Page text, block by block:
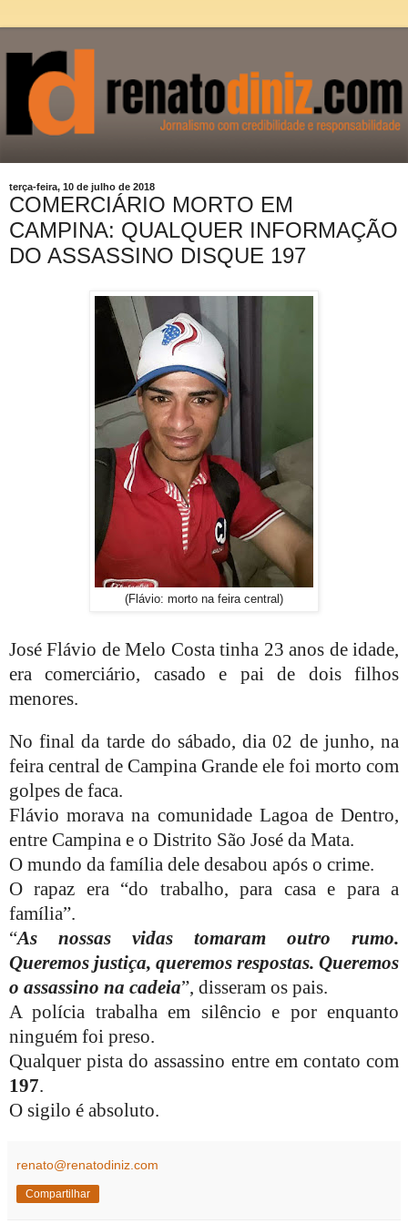
terça-feira, 10 de julho de 2018
COMERCIÁRIO MORTO EM
CAMPINA: QUALQUER INFORMAÇÃO
DO ASSASSINO DISQUE 197
(Flávio: morto na feira central)
José Flávio de Melo Costa tinha 23 anos de idade,
era comerciário, casado e pai de dois filhos
menores.
No final da tarde do sábado, dia 02 de junho, na
feira central de Campina Grande ele foi morto com
golpes de faca.
Flávio morava na comunidade Lagoa de Dentro,
entre Campina e o Distrito São José da Mata.
O mundo da família dele desabou após o crime.
O rapaz era “do trabalho, para casa e para a
família”.
“As nossas vidas tomaram outro rumo.
Queremos justiça, queremos respostas. Queremos
o assassino na cadeia”, disseram os pais.
A polícia trabalha em silêncio e por enquanto
ninguém foi preso.
Qualquer pista do assassino entre em contato com
197.
O sigilo é absoluto.
renato@renatodiniz.com
Compartilhar